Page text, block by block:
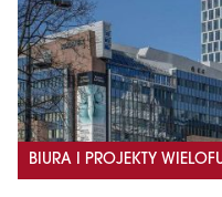
BIURA I PROJEKTY